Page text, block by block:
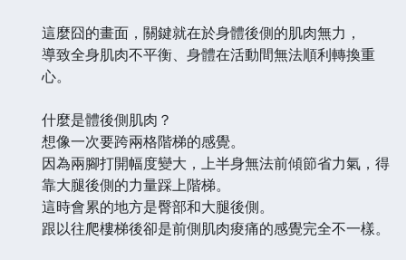
這麼囧的畫面，關鍵就在於身體後側的肌肉無力，
導致全身肌肉不平衡、身體在活動間無法順利轉換重
心。
什麼是體後側肌肉？
想像一次要跨兩格階梯的感覺。
因為兩腳打開幅度變大，上半身無法前傾節省力氣，得
靠大腿後側的力量踩上階梯。
這時會累的地方是臀部和大腿後側。
跟以往爬樓梯後卻是前側肌肉痠痛的感覺完全不一樣。